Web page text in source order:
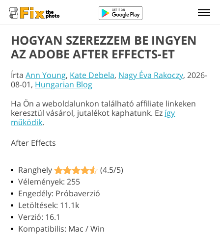
HOGYAN SZEREZZEM BE INGYEN
AZ ADOBE AFTER EFFECTS-ET
ÍrtaAnn Young, Kate Debela, Nagy Éva Rakoczy, 2026-
08-01, Hungarian Blog
Ha Ön a weboldalunkon található affiliate linkeken
keresztül vásárol, jutalékot kaphatunk. Ez így
működik.
After Effects
Ranghely
(4.5/5)
Vélemények: 255
Engedély: Próbaverzió
Letöltések: 11.1k
Verzió: 16.1
Kompatibilis: Mac / Win